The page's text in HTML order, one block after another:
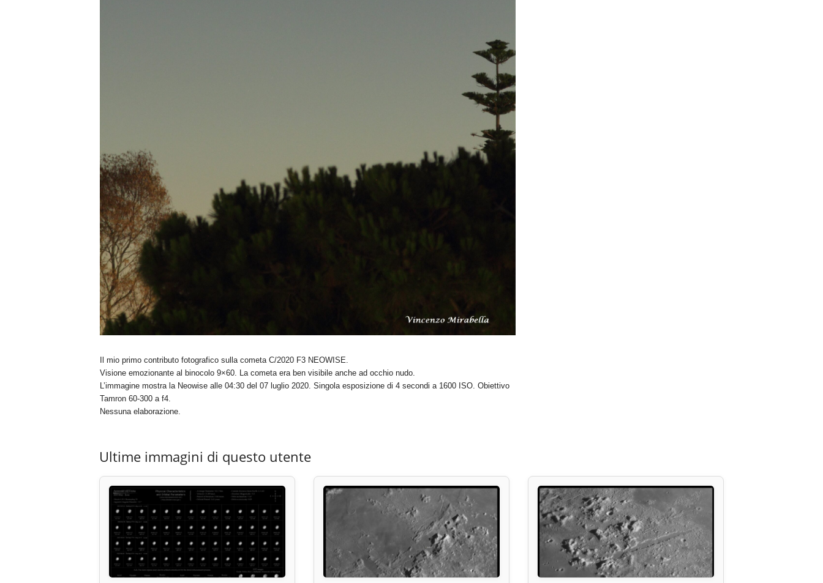
Il mio primo contributo fotografico sulla cometa C/2020 F3 NEOWISE.
Visione emozionante al binocolo 9×60. La cometa era ben visibile anche ad occhio nudo.
L’immagine mostra la Neowise alle 04:30 del 07 luglio 2020. Singola esposizione di 4 secondi a 1600 ISO. Obiettivo
Tamron 60-300 a f4.
Nessuna elaborazione.
Ultime immagini di questo utente